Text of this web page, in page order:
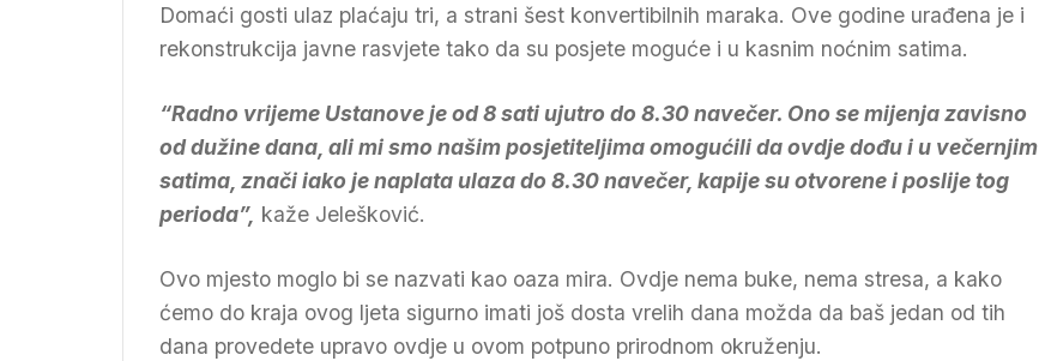
Domaći gosti ulaz plaćaju tri, a strani šest konvertibilnih maraka. Ove godine urađena je i
rekonstrukcija javne rasvjete tako da su posjete moguće i u kasnim noćnim satima.
“Radno vrijeme Ustanove je od 8 sati ujutro do 8.30 navečer. Ono se mijenja zavisno
od dužine dana, ali mi smo našim posjetiteljima omogućili da ovdje dođu i u večernjim
satima, znači iako je naplata ulaza do 8.30 navečer, kapije su otvorene i poslije tog
perioda”, kaže Jelešković.
Ovo mjesto moglo bi se nazvati kao oaza mira. Ovdje nema buke, nema stresa, a kako
ćemo do kraja ovog ljeta sigurno imati još dosta vrelih dana možda da baš jedan od tih
dana provedete upravo ovdje u ovom potpuno prirodnom okruženju.